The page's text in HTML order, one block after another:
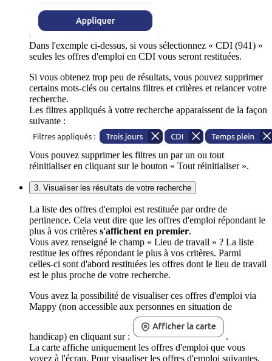
Dans l'exemple ci-dessus, si vous sélectionnez « CDI (941) »
seules les offres d'emploi en CDI vous seront restituées.
Si vous obtenez trop peu de résultats, vous pouvez supprimer
certains mots-clés ou certains filtres et critères et relancer votre
recherche.
Les filtres appliqués à votre recherche apparaissent de la façon
suivante :
Vous pouvez supprimer les filtres un par un ou tout
réinitialiser en cliquant sur le bouton « Tout réinitialiser ».
3. Visualiser les résultats de votre recherche
La liste des offres d'emploi est restituée par ordre de
pertinence. Cela veut dire que les offres d'emploi répondant le
plus à vos critères s'affichent en premier.
Vous avez renseigné le champ « Lieu de travail » ? La liste
restitue les offres répondant le plus à vos critères. Parmi
celles-ci sont d'abord restituées les offres dont le lieu de travail
est le plus proche de votre recherche.
Vous avez la possibilité de visualiser ces offres d'emploi via
Mappy (non accessible aux personnes en situation de
handicap) en cliquant sur :
.
La carte affiche uniquement les offres d'emploi que vous
voyez à l'écran. Pour visualiser les offres d'emploi suivantes,